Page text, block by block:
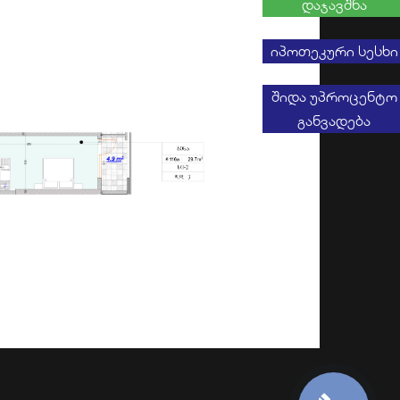
დაჯავშნა
იპოთეკური სესხი
შიდა უპროცენტო
განვადება